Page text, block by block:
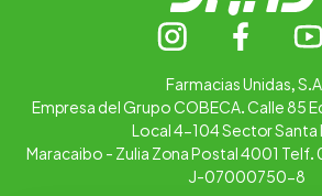
Farmacias Unidas,
Empresa del Grupo COBECA. Calle 85
Local 4-104 Sector Santa
Maracaibo - Zulia Zona Postal 4001
J-07000750-8